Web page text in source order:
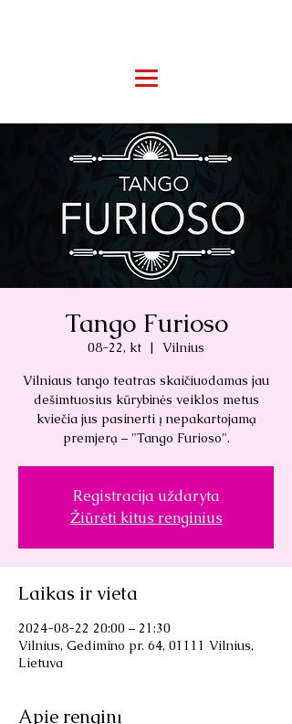
Tango Furioso
08-22, kt
  |
Vilnius
Vilniaus tango teatras skaičiuodamas jau
dešimtuosius kūrybinės veiklos metus
kviečia jus pasinerti į nepakartojamą
premjerą – "Tango Furioso".
Registracija uždaryta
Žiūrėti kitus renginius
Laikas ir vieta
2024-08-22 20:00 – 21:30
Vilnius, Gedimino pr. 64, 01111 Vilnius,
Lietuva
Apie renginį